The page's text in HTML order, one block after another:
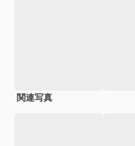
関連写真